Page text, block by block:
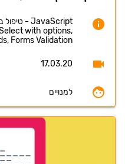
with options,
Forms Validation
17.03.20
למנויים